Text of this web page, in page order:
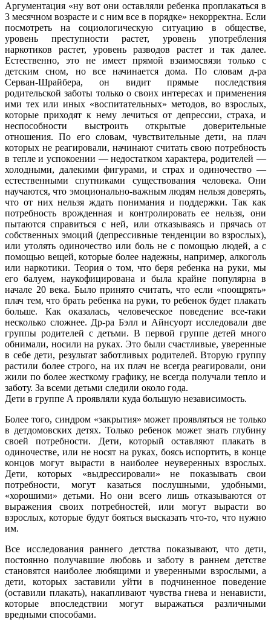
Аргументация «ну вот они оставляли ребенка проплакаться в
3 месячном возрасте и с ним все в порядке» некорректна. Если
посмотреть на социологическую ситуацию в обществе,
уровень преступности растет, уровень употребления
наркотиков растет, уровень разводов растет и так далее.
Естественно, это не имеет прямой взаимосвязи только с
детским сном, но все начинается дома. По словам д-ра
Серван-Шрайбера, он видит прямые последствия
родительской заботы только о своих интересах и применения
ими тех или иных «воспитательных» методов, во взрослых,
которые приходят к нему лечиться от депрессии, страха, и
неспособности выстроить открытые доверительные
отношения. По его словам, чувствительные дети, на плач
которых не реагировали, начинают считать свою потребность
в тепле и успокоении — недостатком характера, родителей —
холодными, далекими фигурами, и страх и одиночество —
естественными спутниками существования человека. Они
научаются, что эмоционально-важным людям нельзя доверять,
что от них нельзя ждать понимания и поддержки. Так как
потребность врожденная и контролировать ее нельзя, они
пытаются справиться с ней, или отказываясь и прячась от
собственных эмоций (депрессивные тенденции во взрослых),
или утолять одиночество или боль не с помощью людей, а с
помощью вещей, которые более надежны, например, алкоголь
или наркотики. Теория о том, что беря ребенка на руки, мы
его балуем, наукофицирована и была крайне популярна в
начале 20 века. Было принято считать, что если «поощрять»
плач тем, что брать ребенка на руки, то ребенок будет плакать
больше. Как оказалась, человеческое поведение все-таки
несколько сложнее. Др-ра Бэлл и Айнсуорт исследовали две
группы родителей с детьми. В первой группе детей много
обнимали, носили на руках. Это были счастливые, уверенные
в себе дети, результат заботливых родителей. Вторую группу
растили более строго, на их плач не всегда реагировали, они
жили по более жесткому графику, не всегда получали тепло и
заботу. За всеми детьми следили около года.
Дети в группе А проявляли куда большую независимость.
Более того, синдром «закрытия» может проявляться не только
в детдомовских детях. Только ребенок может знать глубину
своей потребности. Дети, который оставляют плакать в
одиночестве, или не носят на руках, боясь испортить, в конце
концов могут вырасти в наиболее неуверенных взрослых.
Дети, которых «выдрессировали» не показывать свои
потребности, могут казаться послушными, удобными,
«хорошими» детьми. Но они всего лишь отказываются от
выражения своих потребностей, или могут вырасти во
взрослых, которые будут бояться высказать что-то, что нужно
им.
Все исследования раннего детства показывают, что дети,
постоянно получавшие любовь и заботу в раннем детстве
становятся наиболее любящими и уверенными взрослыми, а
дети, которых заставили уйти в подчиненное поведение
(оставили плакать), накапливают чувства гнева и ненависти,
которые впоследствии могут выражаться различными
вредными способами.